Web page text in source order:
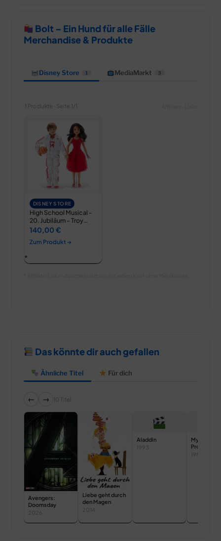
Bolt – Ein Hund für alle Fälle
Merchandise & Produkte
Disney Store 1 MediaMarkt 3
1 Produkte · Seite 1/1
DISNEY STORE
High School Musical -
20. Jubiläum - Troy
Bolton und…
140,00 €
Zum Produkt →
Das könnte dir auch gefallen
Ähnliche Titel Für dich
← → 10 Titel
Avengers:
Doomsday
2026
Liebe geht durch
den Magen
2014
Aladdin
1993
My Science
Project
1985